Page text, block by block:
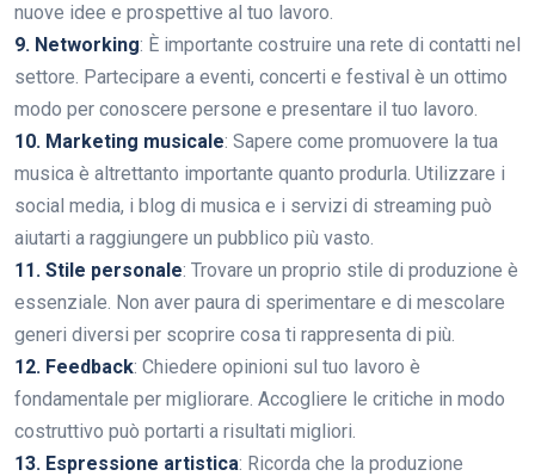
nuove idee e prospettive al tuo lavoro.
9. Networking: È importante costruire una rete di contatti nel
settore. Partecipare a eventi, concerti e festival è un ottimo
modo per conoscere persone e presentare il tuo lavoro.
10. Marketing musicale: Sapere come promuovere la tua
musica è altrettanto importante quanto produrla. Utilizzare i
social media, i blog di musica e i servizi di streaming può
aiutarti a raggiungere un pubblico più vasto.
11. Stile personale: Trovare un proprio stile di produzione è
essenziale. Non aver paura di sperimentare e di mescolare
generi diversi per scoprire cosa ti rappresenta di più.
12. Feedback: Chiedere opinioni sul tuo lavoro è
fondamentale per migliorare. Accogliere le critiche in modo
costruttivo può portarti a risultati migliori.
13. Espressione artistica: Ricorda che la produzione